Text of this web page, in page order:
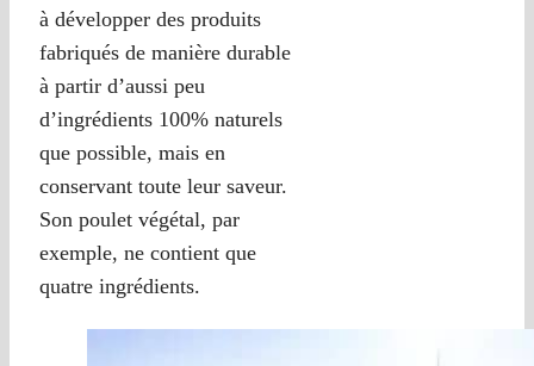
à développer des produits
fabriqués de manière durable
à partir d’aussi peu
d’ingrédients 100% naturels
que possible, mais en
conservant toute leur saveur.
Son poulet végétal, par
exemple, ne contient que
quatre ingrédients.